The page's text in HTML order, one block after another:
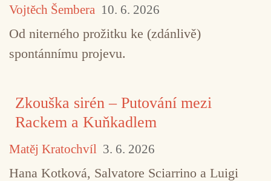
Vojtěch Šembera 10. 6. 2026
Od niterného prožitku ke (zdánlivě)
spontánnímu projevu.
Zkouška sirén – Putování mezi
Rackem a Kuňkadlem
Matěj Kratochvíl 3. 6. 2026
Hana Kotková, Salvatore Sciarrino a Luigi